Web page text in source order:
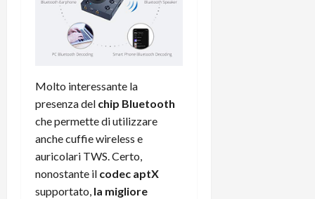
Molto interessante la
presenza del chip Bluetooth
che permette di utilizzare
anche cuffie wireless e
auricolari TWS. Certo,
nonostante il codec aptX
supportato, la migliore